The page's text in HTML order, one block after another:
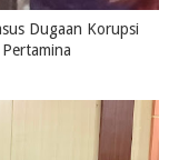
Dugaan Korupsi